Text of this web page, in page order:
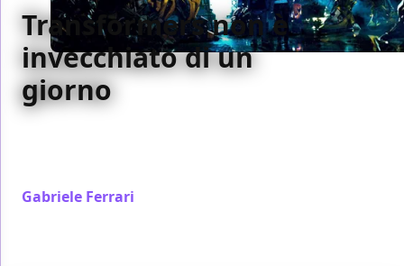
Transformers non è
invecchiato di un
giorno
Gabriele Ferrari